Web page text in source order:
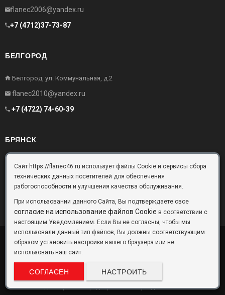
flanec2006@yandex.ru
+7 (4712)37-73-87
БЕЛГОРОД
Белгород, ул. Коммунальная, д.2
flanec2010@yandex.ru
+7 (4722) 74-60-39
БРЯНСК
Брянск, Московский проезд, д.10, офис 3
flanec32@yandex.ru
Copyright © 2026 © ООО «Фланец-Комплект»
внешний вид товаров без предварительного уведомления.
Сайт https://flanec46.ru использует файлы Cookie и сервисы сбора
технических данных посетителей для обеспечения
работоспособности и улучшения качества обслуживания.
При использовании данного Сайта, Вы подтверждаете свое
согласие на использование файлов Cookie в соответствии с
настоящим Уведомлением. Если Вы не согласны, чтобы мы
использовали данный тип файлов, Вы должны соответствующим
образом установить настройки вашего браузера или не
использовать наш сайт.
СОГЛАСЕН НАСТРОИТЬ